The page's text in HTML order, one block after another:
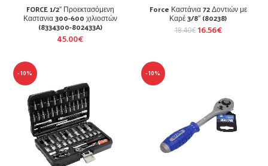
FORCE 1/2″ Προεκτασόμενη
Καστανια 300-600 χιλιοστών
(8334300-802433A)
45.00€
Force Καστάνια 72 Δοντιών με
Καρέ 3/8″ (80238)
18.40€ 16.56€
-10% -10%